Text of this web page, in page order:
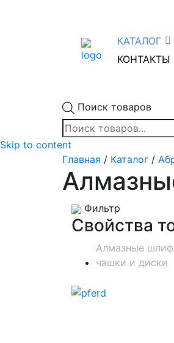
КАТАЛОГ
КОНТАКТЫ
Поиск товаров
Skip to content
Главная / Каталог /
Фильтр
Свойства
Алмазные
чашки и диски